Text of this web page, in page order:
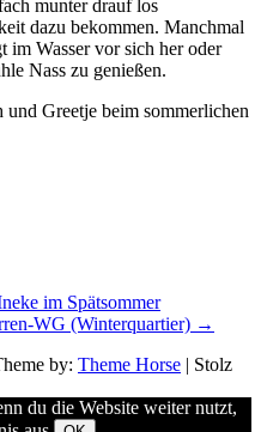
munter drauf los
dazu bekommen. Manchmal
im Wasser vor sich her oder
Nass zu genießen.
Greetje beim sommerlichen
im Spätsommer
WG (Winterquartier) →
by: Theme Horse | Stolz
du die Website weiter nutzt,